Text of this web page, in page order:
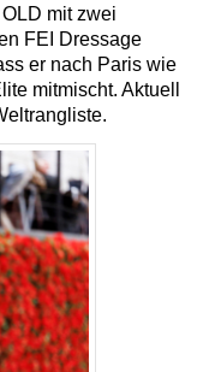
mit zwei
FEI Dressage
er nach Paris wie
mitmischt. Aktuell